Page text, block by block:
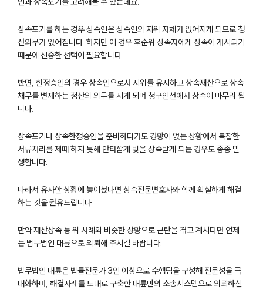
그룹소개
오시는 길
글로벌 파트너 로펌
통합검색
AI대륜
상속포기를 하는 경우 상속인은 상속인의 지위 자체가 없어지게 되므로 청
산의무가 없어집니다. 하지만 이 경우 후순위 상속자에게 상속이 개시되기
때문에 신중한 선택이 필요합니다.
반면, 한정승인의 경우 상속인으로서 지위를 유지하고 상속재산으로 상속
채무를 변제하는 청산의 의무를 지게 되며 청구인선에서 상속이 마무리 됩
니다.
상속포기나 상속한정승인을 준비하다가도 경황이 없는 상황에서 복잡한
서류처리를 제때 하지 못해 안타깝게 빚을 상속받게 되는 경우도 종종 발
생합니다.
따라서 유사한 상황에 놓이셨다면 상속전문변호사와 함께 확실하게 해결
하는 것을 권유드립니다.
만약 재산상속 등 위 사례와 비슷한 상황으로 곤란을 겪고 계시다면 언제
든 법무법인 대륜으로 의뢰해 주시길 바랍니다.
법무법인 대륜은 법률전문가 3인 이상으로 수행팀을 구성해 전문성을 극
대화하며, 해결사례를 토대로 구축한 대륜만의 소송시스템으로 의뢰하신